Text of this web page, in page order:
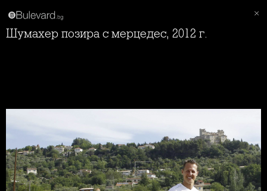
Шумахер позира с мерцедес, 2012 г.